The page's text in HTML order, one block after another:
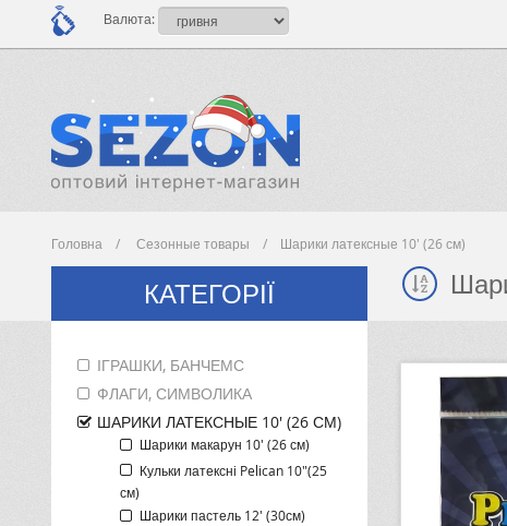
Валюта:
Головна Сезонные товары Шарики латексные 10' (26 см)
КАТЕГОРІЇ
ІГРАШКИ, БАНЧЕМС
ФЛАГИ, СИМВОЛИКА
ШАРИКИ ЛАТЕКСНЫЕ 10' (26 СМ)
Шарики макарун 10' (26 см)
Кульки латексні Pelican 10"(25
см)
Шарики пастель 12' (30см)